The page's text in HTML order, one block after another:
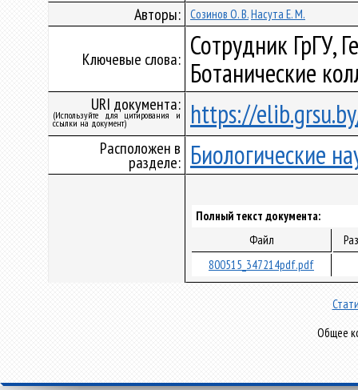
Авторы: Созинов О. В.Насута Е. М.
Ключевые слова: Сотрудник ГрГУ,
Ботанические
URI документа:
(Используйте для цитирования и
ссылки на документ) https://
Расположен в
разделе: Биологические
Полный текст документа:
Файл
800515_347214pdf.pdf
Общее